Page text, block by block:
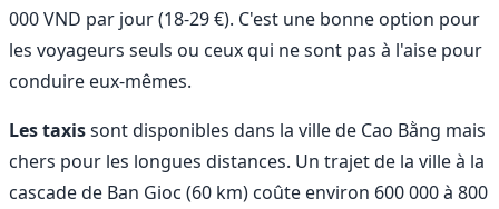
000 VND par jour (18-29 €). C'est une bonne option pour
les voyageurs seuls ou ceux qui ne sont pas à l'aise pour
conduire eux-mêmes.
Les taxissont disponibles dans la ville de Cao Bằng mais
chers pour les longues distances. Un trajet de la ville à la
cascade de Ban Gioc (60 km) coûte environ 600 000 à 800